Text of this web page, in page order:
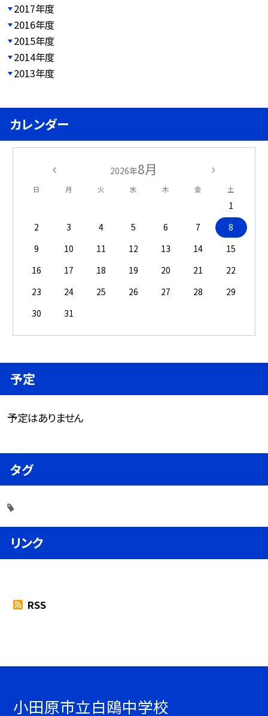
2017年度
2016年度
2015年度
2014年度
2013年度
カレンダー
2026年8月
日 月 火 水 木 金 土
1
2
3 4 5 6 7
8
9
10 11 12 13 14
15
16
17 18 19 20 21
22
23
24 25 26 27 28
29
30
31
予定
予定はありません
タグ
リンク
RSS
小田原市立白鴎中学校